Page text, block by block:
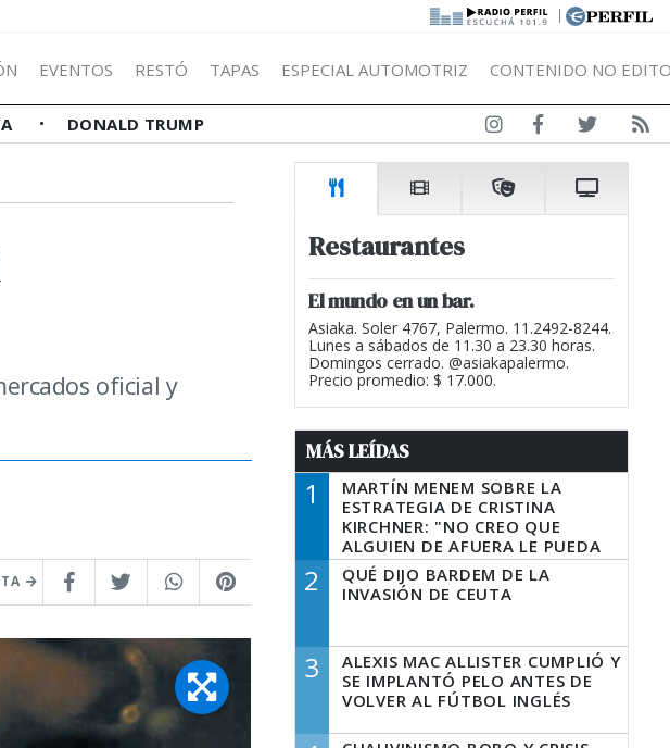
|
EVENTOS RESTÓ TAPAS ESPECIAL AUTOMOTRIZ CONTENIDO NO
DONALD TRUMP
oficial y
Restaurantes
El mundo en un bar.
Asiaka. Soler 4767, Palermo. 11.2492-8244.
Lunes a sábados de 11.30 a 23.30 horas.
Domingos cerrado. @asiakapalermo.
Precio promedio: $ 17.000.
MÁS LEÍDAS
1
MARTÍN MENEM SOBRE LA
ESTRATEGIA DE CRISTINA
KIRCHNER: "NO CREO QUE
ALGUIEN DE AFUERA LE PUEDA
DECIR A LA JUSTICIA LO QUE
TIENE QUE HACER"
2
QUÉ DIJO BARDEM DE LA
INVASIÓN DE CEUTA
3
ALEXIS MAC ALLISTER CUMPLIÓ Y
SE IMPLANTÓ PELO ANTES DE
VOLVER AL FÚTBOL INGLÉS